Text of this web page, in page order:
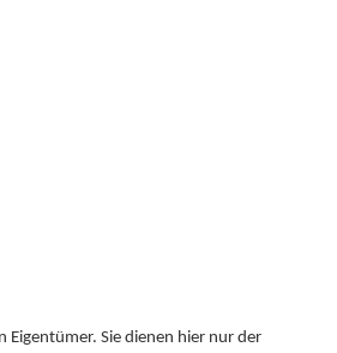
Eigentümer. Sie dienen hier nur der